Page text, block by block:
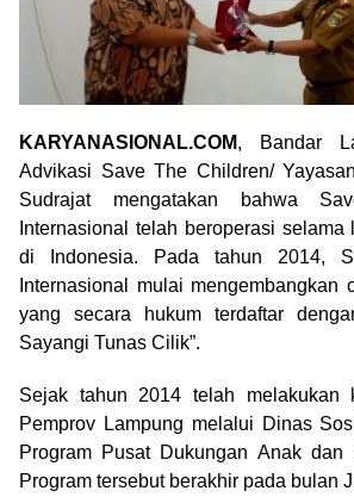
KARYANASIONAL.COM, Bandar
Advikasi Save The Children/
Sudrajat mengatakan bahwa
Internasional telah beroperasi
di Indonesia. Pada tahun 2014,
Internasional mulai mengembangkan
yang secara hukum terdaftar
Sayangi Tunas Cilik”.
Sejak tahun 2014 telah melakukan
Pemprov Lampung melalui Dinas
Program Pusat Dukungan Anak dan
Program tersebut berakhir pada bulan